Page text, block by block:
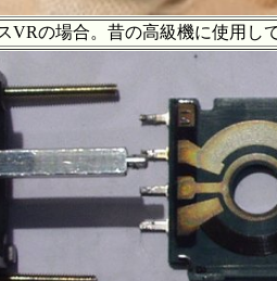
VRの場合。昔の高級機に使用